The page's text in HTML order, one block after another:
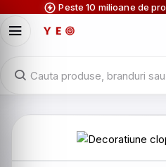
Peste 10 milioane de